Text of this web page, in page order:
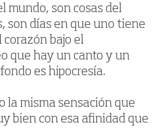
mundo, son cosas del
son días en que uno tiene
corazón bajo el
que hay un canto y un
es hipocresía.
la misma sensación que
bien con esa afinidad que